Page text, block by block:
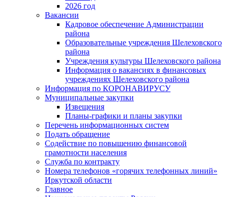
2026 год
Вакансии
Кадровое обеспечение Администрации
района
Образовательные учреждения Шелеховского
района
Учреждения культуры Шелеховского района
Информация о вакансиях в финансовых
учреждениях Шелеховского района
Информация по КОРОНАВИРУСУ
Муниципальные закупки
Извещения
Планы-графики и планы закупки
Перечень информационных систем
Подать обращение
Содействие по повышению финансовой
грамотности населения
Служба по контракту
Номера телефонов «горячих телефонных линий»
Иркутской области
Главное